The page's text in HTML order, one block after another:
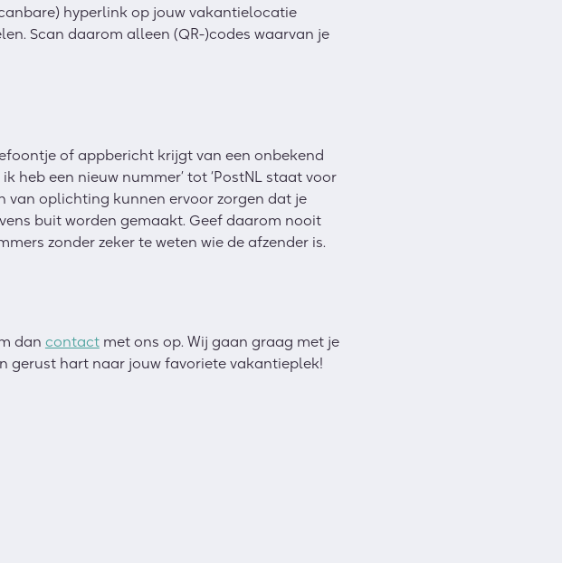
hyperlink op jouw vakantielocatie
Scan daarom alleen (QR-)codes waarvan je
of appbericht krijgt van een onbekend
heb een nieuw nummer’ tot ‘PostNL staat voor
van oplichting kunnen ervoor zorgen dat je
buit worden gemaakt. Geef daarom nooit
zonder zeker te weten wie de afzender is.
dan contactmet ons op. Wij gaan graag met je
gerust hart naar jouw favoriete vakantieplek!